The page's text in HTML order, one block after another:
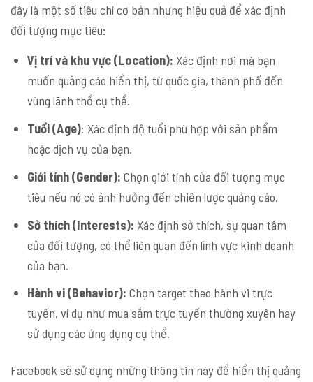
đây là một số tiêu chí cơ bản nhưng hiệu quả để xác định
đối tượng mục tiêu:
Vị trí và khu vực (Location): Xác định nơi mà bạn
muốn quảng cáo hiển thị, từ quốc gia, thành phố đến
vùng lãnh thổ cụ thể.
Tuổi (Age): Xác định độ tuổi phù hợp với sản phẩm
hoặc dịch vụ của bạn.
Giới tính (Gender): Chọn giới tính của đối tượng mục
tiêu nếu nó có ảnh hưởng đến chiến lược quảng cáo.
Sở thích (Interests): Xác định sở thích, sự quan tâm
của đối tượng, có thể liên quan đến lĩnh vực kinh doanh
của bạn.
Hành vi (Behavior): Chọn target theo hành vi trực
tuyến, ví dụ như mua sắm trực tuyến thường xuyên hay
sử dụng các ứng dụng cụ thể.
Facebook sẽ sử dụng những thông tin này để hiển thị quảng